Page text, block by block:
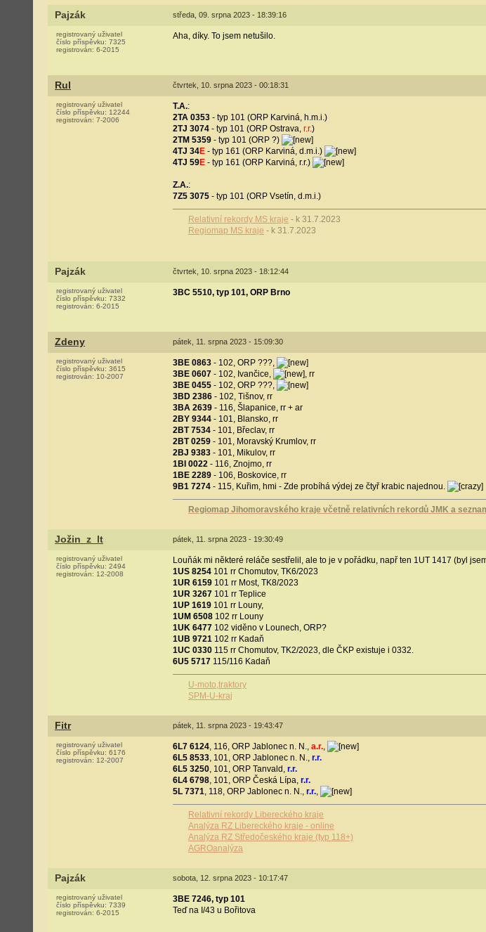
Pajzák středa, 09. srpna 2023 - 18:39:16
registrovaný uživatel
číslo příspěvku: 7325
registrován: 6-2015
Aha, díky. To jsem netušilo.
Rul čtvrtek, 10. srpna 2023 - 00:18:31
registrovaný uživatel
číslo příspěvku: 12244
registrován: 7-2006
T.A.:
2TA 0353 - typ 101 (ORP Karviná, h.m.i.)
2TJ 3074 - typ 101 (ORP Ostrava, r.r.)
2TM 5359 - typ 101 (ORP ?)
4TJ 34E - typ 161 (ORP Karviná, d.m.i.)
4TJ 59E - typ 161 (ORP Karviná, r.r.)
Z.A.:
7Z5 3075 - typ 101 (ORP Vsetín, d.m.i.)
Relativní rekordy MS kraje - k 31.7.2023
Regiomap MS kraje - k 31.7.2023
Pajzák čtvrtek, 10. srpna 2023 - 18:12:44
registrovaný uživatel
číslo příspěvku: 7332
registrován: 6-2015
3BC 5510, typ 101, ORP Brno
Zdeny pátek, 11. srpna 2023 - 15:09:30
registrovaný uživatel
číslo příspěvku: 3615
registrován: 10-2007
3BE 0863 - 102, ORP ???,
3BE 0607 - 102, Ivančice,
, rr
3BE 0455 - 102, ORP ???,
3BD 2386 - 102, Tišnov, rr
3BA 2639 - 116, Šlapanice, rr + ar
2BY 9344 - 101, Blansko, rr
2BT 7534 - 101, Břeclav, rr
2BT 0259 - 101, Moravský Krumlov, rr
2BJ 9383 - 101, Mikulov, rr
1BI 0022 - 116, Znojmo, rr
1BE 2289 - 106, Boskovice, rr
9B1 7274 - 115, Kuřim, hmi - Zde probíhá výdej ze čtyř krabic najednou.
Regiomap Jihomoravského kraje včetně relativních rekordů JMK a
Jožin_z_lt pátek, 11. srpna 2023 - 19:30:49
registrovaný uživatel
číslo příspěvku: 2494
registrován: 12-2008
Louňák mi některé reláče sestřelil, ale to je v pořádku, např ten 1UT 1417 (byl
1US 8254 101 rr Chomutov, TK6/2023
1UR 6159 101 rr Most, TK8/2023
1UR 3267 101 rr Teplice
1UP 1619 101 rr Louny,
1UM 6508 102 rr Louny
1UK 6477 102 viděno v Lounech, ORP?
1UB 9721 102 rr Kadaň
1UC 0330 115 rr Chomutov, TK2/2023, dle ČKP existuje i 0332.
6U5 5717 115/116 Kadaň
U-moto,traktory
SPM-U-kraj
Fitr pátek, 11. srpna 2023 - 19:43:47
registrovaný uživatel
číslo příspěvku: 6176
registrován: 12-2007
6L7 6124, 116, ORP Jablonec n. N., a.r.,
6L5 8533, 101, ORP Jablonec n. N., r.r.
6L5 3250, 101, ORP Tanvald, r.r.
6L4 6798, 101, ORP Česká Lípa, r.r.
5L 7371, 118, ORP Jablonec n. N., r.r.,
Relativní rekordy Libereckého kraje
Analýza RZ Libereckého kraje - online
Analýza RZ Středočeského kraje (typ 118+)
AGROanalýza
Pajzák sobota, 12. srpna 2023 - 10:17:47
registrovaný uživatel
číslo příspěvku: 7339
registrován: 6-2015
3BE 7246, typ 101
Teď na I/43 u Bořitova